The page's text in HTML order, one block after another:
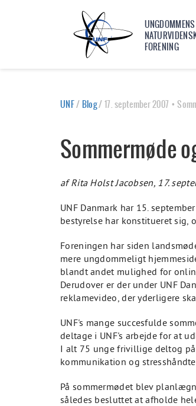
UNGDOMMENS
FORENING
UNF/Blog/17. september 2007 •
Sommermøde
af Rita Holst Jacobsen, 17.
UNF Danmark har 15.
bestyrelse har konstitueret sig,
Foreningen har siden
mere ungdommeligt
blandt andet mulighed for
Derudover er der under UNF
reklamevideo, der yderligere
UNF's mange succesfulde
deltage i UNF's arbejde for at
I alt 75 unge frivillige deltog
kommunikation og
På sommermødet blev
således besluttet at afholde